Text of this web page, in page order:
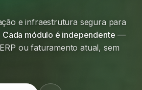
e infraestrutura segura para
Cada módulo é independente —
ou faturamento atual, sem